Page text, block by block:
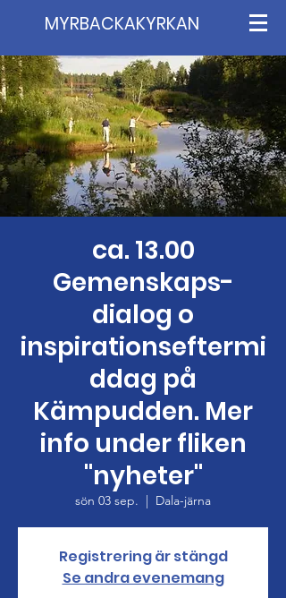
MYRBACKAKYRKAN
ca. 13.00
Gemenskaps-
dialog o
inspirationseftermi
ddag på
Kämpudden. Mer
info under fliken
"nyheter"
sön 03 sep.
  |
Dala-järna
Registrering är stängd
Se andra evenemang